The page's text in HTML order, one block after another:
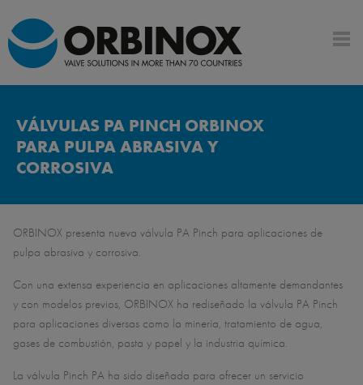
VÁLVULAS PA PINCH ORBINOX
PARA PULPA ABRASIVA Y
CORROSIVA
ORBINOX presenta nueva válvula PA Pinch para aplicaciones de
pulpa abrasiva y corrosiva.
Con una extensa experiencia en aplicaciones altamente demandantes
y con modelos previos, ORBINOX ha rediseñado la válvula PA Pinch
para aplicaciones diversas como la minería, tratamiento de agua,
gases de combustión, pasta y papel y la industria química.
La válvula Pinch PA ha sido diseñada para ofrecer un servicio